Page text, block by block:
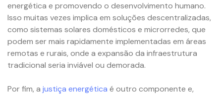
energética e promovendo o desenvolvimento humano.
Isso muitas vezes implica em soluções descentralizadas,
como sistemas solares domésticos e microrredes, que
podem ser mais rapidamente implementadas em áreas
remotas e rurais, onde a expansão da infraestrutura
tradicional seria inviável ou demorada.
Por fim, a justiça energética é outro componente e,